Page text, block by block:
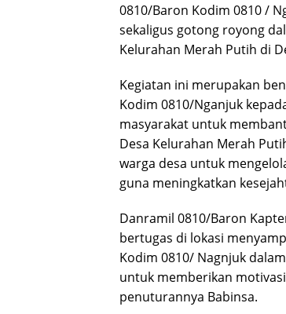
0810/Baron Kodim 0810 /
sekaligus gotong royong
Kelurahan Merah Putih di
Kegiatan ini merupakan
Kodim 0810/Nganjuk
masyarakat untuk
Desa Kelurahan Merah
warga desa untuk
guna meningkatkan
Danramil 0810/Baron
bertugas di lokasi
Kodim 0810/ Nagnjuk
untuk memberikan
penuturannya Babinsa.